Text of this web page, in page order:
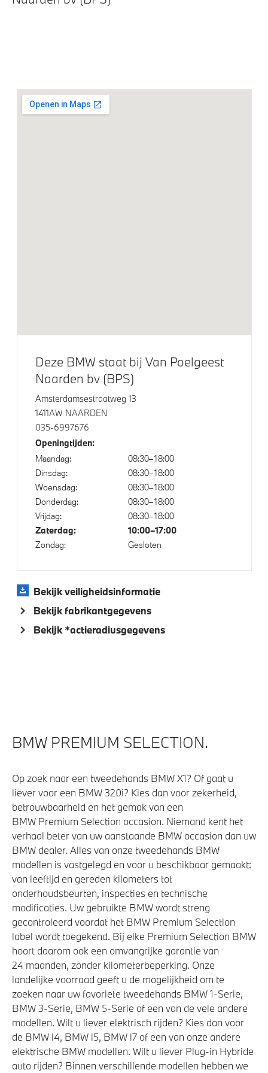
BMW Iconic Glow nierengrille
Elektrische voorzieningen
Laadaansluiting AC laden
Anti blokkeer systeem
xDrive - Vierwielaandrijving
Veiligheid
Akoestische voetgangersbescherming
Elektronisch Stabiliteits Programma
Passagiersairbag
Deze BMW staat bij Van Poelgeest
Naarden bv (BPS)
Amsterdamsestraatweg 13
1411AW NAARDEN
035-6997676
Openingtijden:
Maandag:
08:30–18:00
Dinsdag:
08:30–18:00
Woensdag:
08:30–18:00
Donderdag:
08:30–18:00
Vrijdag:
08:30–18:00
Zaterdag: 10:00–17:00
Zondag: Gesloten
Bekijk veiligheidsinformatie
Bekijk fabrikantgegevens
Bekijk *actieradiusgegevens
BMW PREMIUM SELECTION.
Op zoek naar een tweedehands BMW X1? Of gaat u
liever voor een BMW 320i? Kies dan voor zekerheid,
betrouwbaarheid en het gemak van een
BMW Premium Selection occasion. Niemand kent het
verhaal beter van uw aanstaande BMW occasion dan uw
BMW dealer. Alles van onze tweedehands BMW
modellen is vastgelegd en voor u beschikbaar gemaakt:
van leeftijd en gereden kilometers tot
onderhoudsbeurten, inspecties en technische
modificaties. Uw gebruikte BMW wordt streng
gecontroleerd voordat het BMW Premium Selection
label wordt toegekend. Bij elke Premium Selection BMW
hoort daarom ook een omvangrijke garantie van
24 maanden, zonder kilometerbeperking. Onze
landelijke voorraad geeft u de mogelijkheid om te
zoeken naar uw favoriete tweedehands BMW 1-Serie,
BMW 3-Serie, BMW 5-Serie of een van de vele andere
modellen. Wilt u liever elektrisch rijden? Kies dan voor
de BMW i4, BMW i5, BMW i7 of een van onze andere
elektrische BMW modellen. Wilt u liever Plug-in Hybride
auto rijden? Binnen verschillende modellen hebben we